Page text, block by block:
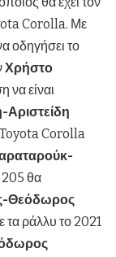
Corolla. Με
οδηγήσει το
Χρήστο
να είναι
Αριστείδη
Corolla
θα
Θεόδωρος
τα ράλλυ το 2021